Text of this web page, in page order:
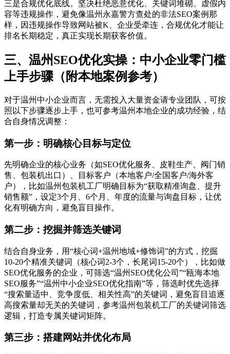
三是合规优化底线。坚决杜绝恶意优化、关键词堆砌、虚假内
容等违规操作，避免像温州永嘉警方查处的非法SEO案例那
样，因违规操作导致网站被K、企业受牵连，合规优化才能让
排名长期稳定，真正实现长期获客价值。
三、温州SEO优化实操：中小企业零门槛
上手步骤（附本地案例参考）
对于温州中小企业而言，无需投入大量资金请专业团队，可按
照以下步骤逐步上手，也可参考温州本地企业的成功经验，结
合自身情况调整：
第一步：明确核心目标与定位
先明确企业的核心业务（如SEO优化服务、皮鞋生产、阀门销
售、包装机出口）、目标客户（本地客户/全国客户/海外客
户），比如温州包装机工厂明确目标为“获取精准询盘、提升
销售额”，设定3个月、6个月、年度的流量与询盘目标，让优
化有明确方向，避免盲目操作。
第二步：挖掘并筛选关键词
结合自身业务，用“核心词+温州地域+修饰词”的方式，挖掘
10-20个精准关键词（核心词2-3个，长尾词15-20个），比如做
SEO优化服务的企业，可筛选“温州SEO优化公司”“瓯海本地
SEO服务”“温州中小企业SEO优化指南”等，筛选时优先选择
“搜索量适中、竞争度低、相关性高”的关键词，避免盲目追逐
高搜索量却无关的关键词，参考温州包装机工厂的关键词筛选
逻辑，打造专属关键词矩阵。
第三步：搭建网站并优化布局